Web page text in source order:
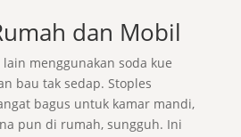
dan Mobil
menggunakan soda kue
bau tak sedap. Stoples
bagus untuk kamar mandi,
pun di rumah, sungguh. Ini